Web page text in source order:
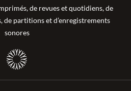
de revues et quotidiens, de
de partitions et d’enregistrements
sonores